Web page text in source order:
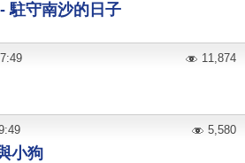
駐守南沙的日子
11,874
小狗
5,580